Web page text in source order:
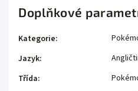
Doplňkové
Kategorie:
Jazyk:
Třída: